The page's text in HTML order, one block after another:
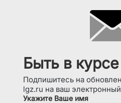
Быть в курсе
Подпишитесь на
lgz.ru на ваш
Укажите Ваше имя